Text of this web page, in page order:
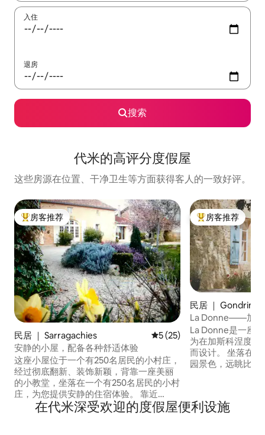
入住
退房
搜索
代米的高评分度假屋
这些房源在位置、干净卫生等方面获得客人的一致好评。
热门「房客推荐」
房客推荐
民居 ｜ Sarragachies 平均评分 5 分（满分 5 分）
5 (25)
安静的小屋，配备各种舒适体验
这座小屋位于一个有250名居民的小村庄，
经过彻底翻新、装饰新颖，背靠一座美丽
的小教堂，坐落在一个有250名居民的小村
庄，为您提供安静的住宿体验。 靠近
Nogaro广场（ 10公里）、Marciac及其爵
士音乐节（ 25公里）、Madiran/St-Mont
热门「房客推荐」
房客推荐
民居 ｜ Gondrin
La Donne——加斯
La Donne是一座
为在加斯科涅度过
而设计。 坐落在私人花园中，可欣赏葡萄
园景色，远眺比利
泳湖、优质餐厅，
在代米深受欢迎的度假屋便利设施